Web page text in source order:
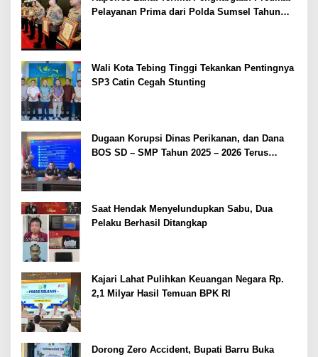
Pelayanan Prima dari Polda Sumsel Tahun
Wali Kota Tebing Tinggi Tekankan Pentingnya
SP3 Catin Cegah Stunting
Dugaan Korupsi Dinas Perikanan, dan Dana
BOS SD – SMP Tahun 2025 – 2026 Terus
Saat Hendak Menyelundupkan Sabu, Dua
Pelaku Berhasil Ditangkap
Kajari Lahat Pulihkan Keuangan Negara Rp.
2,1 Milyar Hasil Temuan BPK RI
Dorong Zero Accident, Bupati Barru Buka